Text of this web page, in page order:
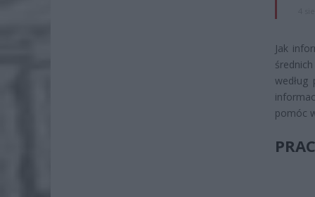
Jak
pomóc